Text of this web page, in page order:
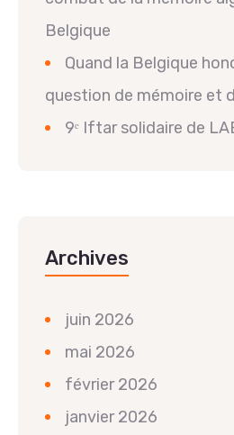
Belgique
Quand la Belgique
question de mémoire et
9ᵉ Iftar solidaire de
Archives
juin 2026
mai 2026
février 2026
janvier 2026